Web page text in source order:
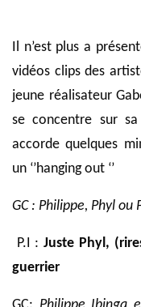
Il n’est plus a
vidéos clips des
jeune réalisateur
se concentre sur
accorde quelques
un ‘’hanging out ‘’
GC : Philippe, Phyl ou
P.I :Juste Phyl,
guerrier